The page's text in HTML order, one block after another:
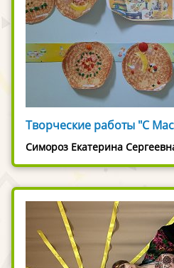
Творческие работы "С
Симороз Екатерина